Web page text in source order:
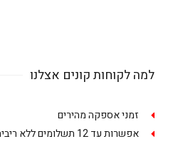
למה לקוחות קונים אצלנו
זמני אספקה מהירים
אפשרות עד 12 תשלומים ללא ריבית